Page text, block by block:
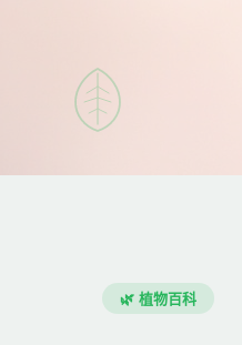
🌿 植物百科